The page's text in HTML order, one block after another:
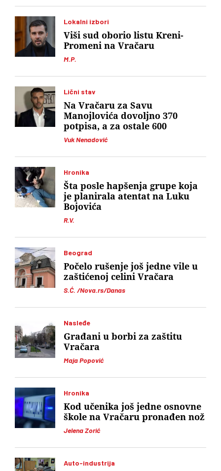
Lokalni izbori
M.P.
Viši sud oborio listu Kreni-
Promeni na Vračaru
Lični stav
Vuk Nenadović
Na Vračaru za Savu
Manojlovića dovoljno 370
potpisa, a za ostale 600
Hronika
R.V.
Šta posle hapšenja grupe koja
je planirala atentat na Luku
Bojovića
Beograd
S.Ć. /Nova.rs/Danas
Počelo rušenje još jedne vile u
zaštićenoj celini Vračara
Nasleđe
Maja Popović
Građani u borbi za zaštitu
Vračara
Hronika
Jelena Zorić
Kod učenika još jedne osnovne
škole na Vračaru pronađen nož
Auto-industrija